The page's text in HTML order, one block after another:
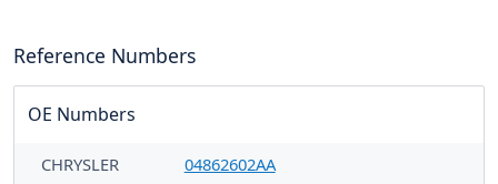
Reference Numbers
OE Numbers
CHRYSLER
04862602AA